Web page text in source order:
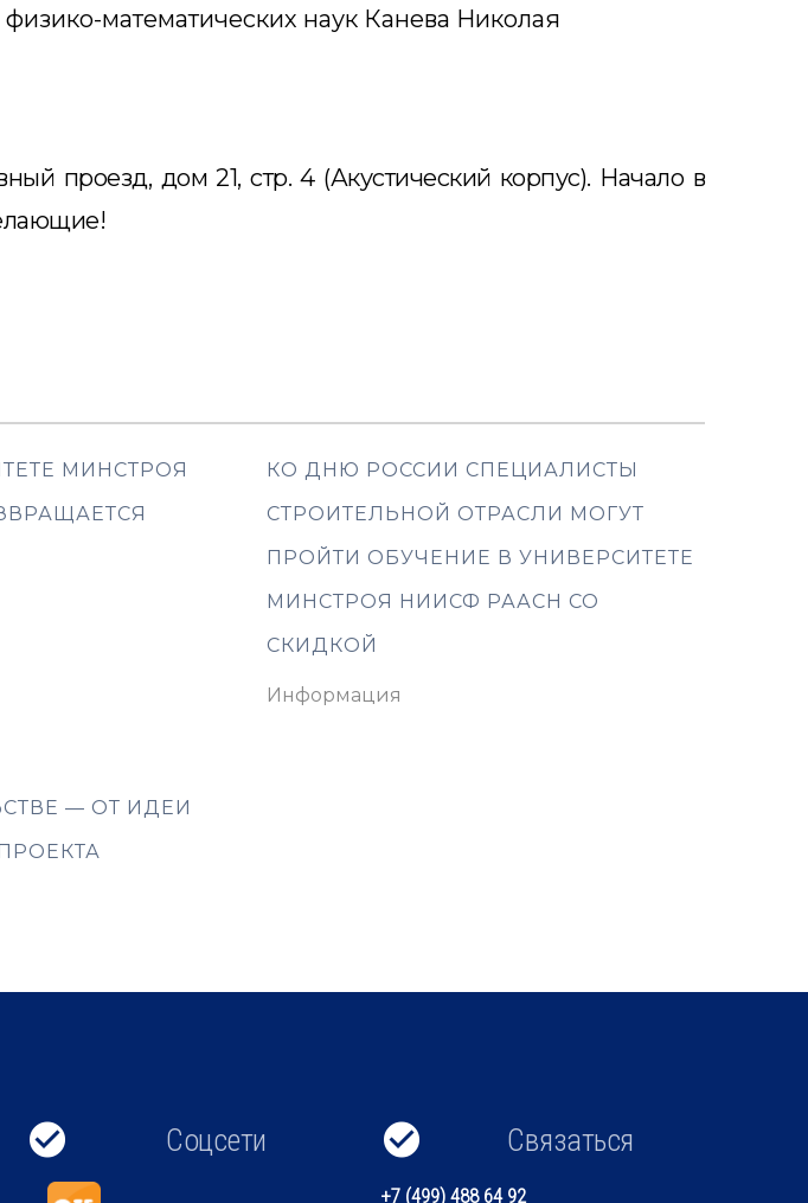
математических наук Канева Николая
проезд, дом 21, стр. 4 (Акустический корпус). Начало в
МИНСТРОЯ
КО ДНЮ РОССИИ СПЕЦИАЛИСТЫ
СТРОИТЕЛЬНОЙ ОТРАСЛИ МОГУТ
ПРОЙТИ ОБУЧЕНИЕ В УНИВЕРСИТЕТЕ
МИНСТРОЯ НИИСФ РААСН СО
СКИДКОЙ
Информация
— ОТ ИДЕИ
Соцсети Связаться
+7 (499) 488 64 92